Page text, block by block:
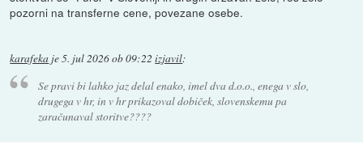
pozorni na transferne cene, povezane osebe.
karafeka je5. jul 2026 ob 09:22 izjavil:
Se pravi bi lahko jaz delal enako, imel dva d.o.o., enega v slo,
drugega v hr, in v hr prikazoval dobiček, slovenskemu pa
zaračunaval storitve????